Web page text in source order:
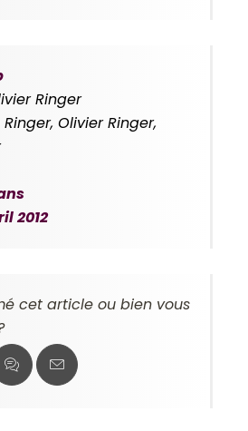
Ringer
Olivier Ringer,
2012
cet article ou bien vous